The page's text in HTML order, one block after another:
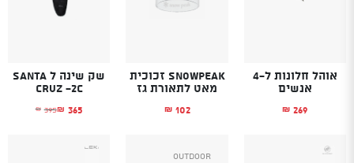
אוהל חלונות ל-4
אנשים
₪ 269
SnowPeak זכוכית
מאט לתאורת גז
₪ 102
שק שינה ל Santa
Cruz -2C
₪ 395
המחיר המקורי₪ 365 המחיר הנוכחי
Outdoor